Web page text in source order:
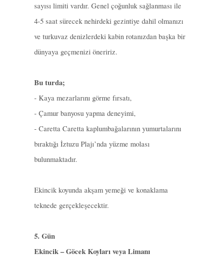
sayısı limiti vardır. Genel çoğunluk sağlanması ile
4-5 saat sürecek nehirdeki gezintiye dahil olmanızı
ve turkuvaz denizlerdeki kabin rotanızdan başka bir
dünyaya geçmenizi öneririz.
Bu turda;
- Kaya mezarlarını görme fırsatı,
- Çamur banyosu yapma deneyimi,
- Caretta Caretta kaplumbağalarının yumurtalarını
bıraktığı İztuzu Plajı’nda yüzme molası
bulunmaktadır.
Ekincik koyunda akşam yemeği ve konaklama
teknede gerçekleşecektir.
5. Gün
Ekincik – Göcek Koyları veya Limanı